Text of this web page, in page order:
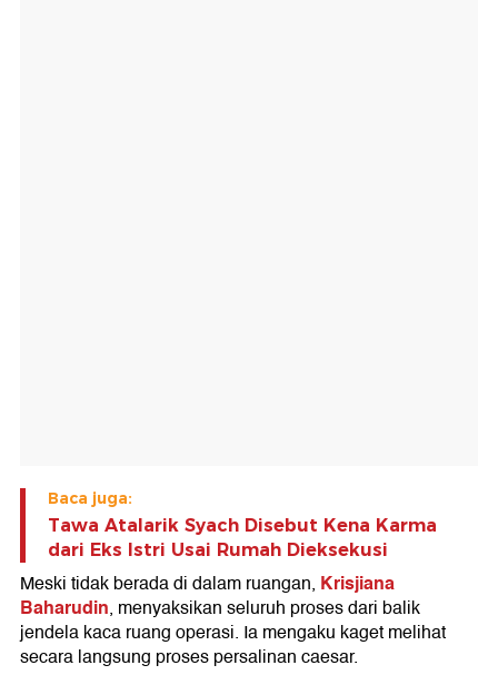
Baca juga:
Tawa Atalarik Syach Disebut Kena Karma
dari Eks Istri Usai Rumah Dieksekusi
Meski tidak berada di dalam ruangan, Krisjiana
Baharudin, menyaksikan seluruh proses dari balik
jendela kaca ruang operasi. Ia mengaku kaget melihat
secara langsung proses persalinan caesar.